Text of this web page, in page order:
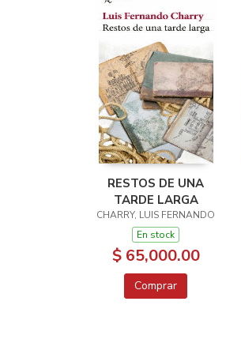
RESTOS DE UNA
TARDE LARGA
CHARRY, LUIS FERNANDO
En stock
$ 65,000.00
Comprar